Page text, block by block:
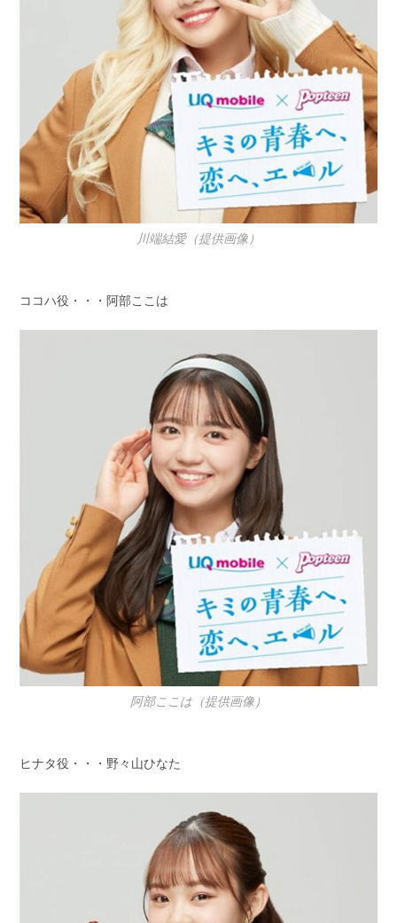
川端結愛（提供画像）
ココハ役・・・阿部ここは
阿部ここは（提供画像）
ヒナタ役・・・野々山ひなた